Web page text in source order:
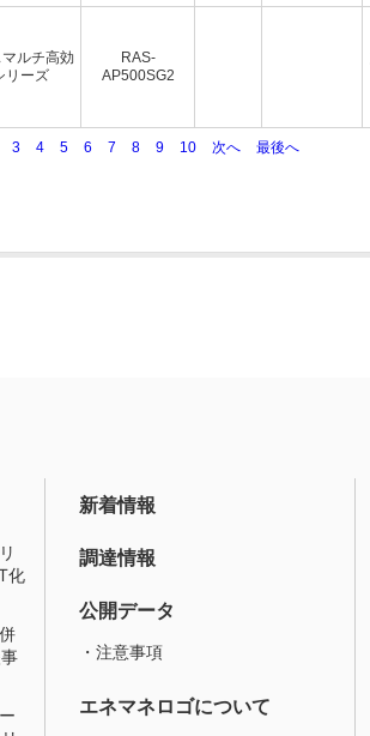
ルチ高効
リーズ
RAS-
AP500SG2
3 4 5 6 7 8 9 10 次へ 最後へ
化
新着情報
調達情報
公開データ
・注意事項
エネマネロゴについて